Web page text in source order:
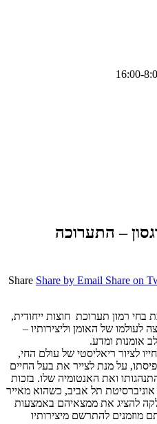
– התערוכה
Share Share by Email Share on
בחי רמון תערוכת חוצות ייחודית,
לעולמו של האומן וליצירותיו –
אומנות ומדע.
לציור ריאליסטי של עולם החי,
על מנת לצייר את בעל החיים
ואת האנטומיה שלו. בזכות
אוניברסיטת תל אביב, כשהוא מאייר
להציג את ממצאיהם באמצעות
מוזמנים להתרשם מיצירותיו